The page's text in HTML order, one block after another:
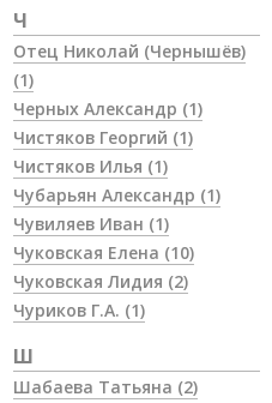
Ч
Отец Николай (Чернышёв)
(1)
Черных Александр (1)
Чистяков Георгий (1)
Чистяков Илья (1)
Чубарьян Александр (1)
Чувиляев Иван (1)
Чуковская Елена (10)
Чуковская Лидия (2)
Чуриков Г.А. (1)
Ш
Шабаева Татьяна (2)